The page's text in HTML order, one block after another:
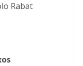
Rabat